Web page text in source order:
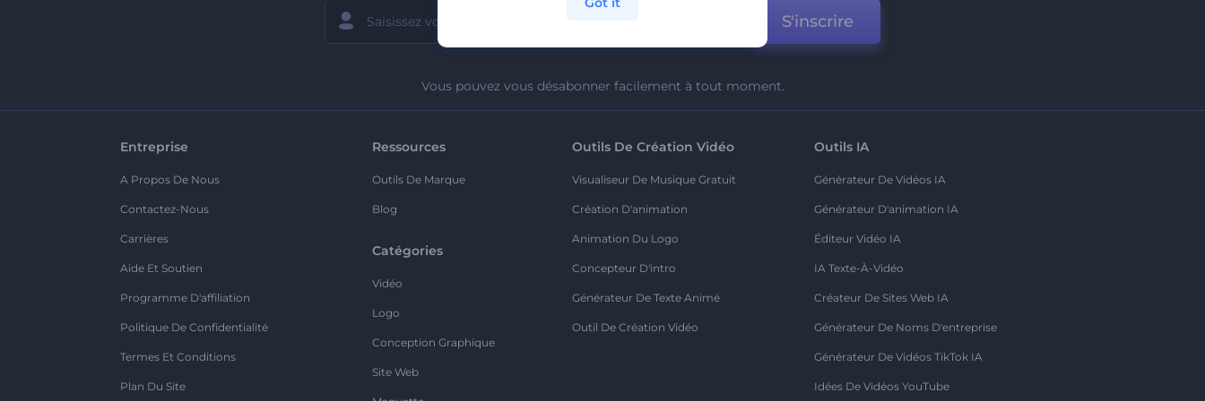
S'inscrire
Vous pouvez vous désabonner facilement à tout moment.
Entreprise
A Propos De Nous
Contactez-Nous
Carrières
Aide Et Soutien
Programme D'affiliation
Politique De Confidentialité
Termes Et Conditions
Plan Du Site
Ressources
Outils De Marque
Blog
Catégories
Vidéo
Logo
Conception Graphique
Site Web
Outils De Création Vidéo
Visualiseur De Musique Gratuit
Création D'animation
Animation Du Logo
Concepteur D'intro
Générateur De Texte Animé
Outil De Création Vidéo
Outils IA
Générateur De Vidéos IA
Générateur D'animation IA
Éditeur Vidéo IA
IA Texte-À-Vidéo
Créateur De Sites Web IA
Générateur De Noms D'entreprise
Générateur De Vidéos TikTok IA
Idées De Vidéos YouTube